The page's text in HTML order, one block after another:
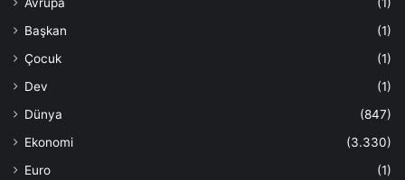
Başkan
(1)
Çocuk
(1)
Dev
(1)
Dünya
(847)
Ekonomi
(3.330)
Euro
(1)